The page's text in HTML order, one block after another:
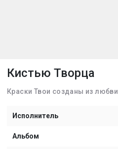
Кистью Творца
Краски Твои созданы из любви
Исполнитель
Альбом